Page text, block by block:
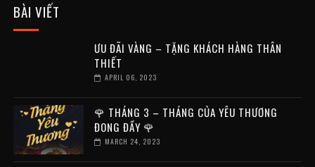
BÀI VIẾT
ƯU ĐÃI VÀNG – TẶNG KHÁCH HÀNG THÂN
THIẾT
APRIL 06, 2023
🌹 THÁNG 3 – THÁNG CỦA YÊU THƯƠNG
ĐONG ĐẦY 🌹
MARCH 24, 2023